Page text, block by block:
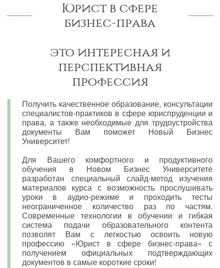
Юрист в сфере
бизнес-права
это интересная и
перспективная
профессия
Получить качественное образование, консультации
специалистов-практиков в сфере юриспруденции и
права, а также необходимые для трудоустройства
документы Вам поможет Новый Бизнес
Университет!
Для Вашего комфортного и продуктивного
обучения в Новом Бизнес Университете
разработан специальный слайд-метод изучения
материалов курса с возможность прослушивать
уроки в аудио-режиме и проходить тесты
неограниченное количество раз по частям.
Современные технологии в обучении и гибкая
система подачи образовательного контента
позволят Вам с легкостью освоить новую
профессию «Юрист в сфере бизнес-права» с
получением официальных подтверждающих
документов в самые короткие сроки!